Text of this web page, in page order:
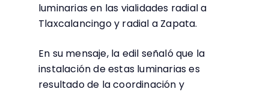
luminarias en las vialidades radial a
Tlaxcalancingo y radial a Zapata.
En su mensaje, la edil señaló que la
instalación de estas luminarias es
resultado de la coordinación y